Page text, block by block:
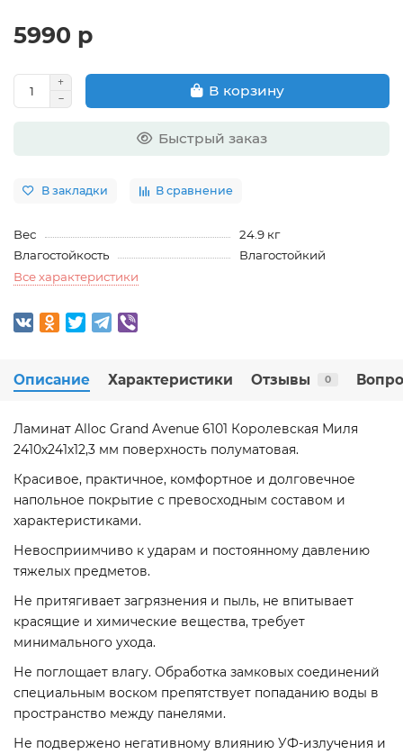
5990 р
В корзину
Быстрый заказ
В закладки В сравнение
Вес
24.9 кг
Влагостойкость
Влагостойкий
Все характеристики
Описание Характеристики Отзывы 0
Ламинат Alloc Grand Avenue 6101 Королевская Миля
2410х241х12,3 мм поверхность полуматовая.
Красивое, практичное, комфортное и долговечное
напольное покрытие с превосходным составом и
характеристиками.
Невосприимчиво к ударам и постоянному давлению
тяжелых предметов.
Не притягивает загрязнения и пыль, не впитывает
красящие и химические вещества, требует
минимального ухода.
Не поглощает влагу. Обработка замковых соединений
специальным воском препятствует попаданию воды в
пространство между панелями.
Не подвержено негативному влиянию УФ-излучения и